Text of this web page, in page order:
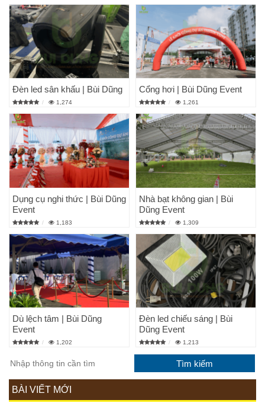
Đèn led sân khấu | Bùi Dũng
1,274
Cổng hơi | Bùi Dũng Event
1,261
Dụng cụ nghi thức | Bùi Dũng
Event
1,183
Nhà bạt không gian | Bùi
Dũng Event
1,309
Dù lệch tâm | Bùi Dũng
Event
1,202
Đèn led chiếu sáng | Bùi
Dũng Event
1,213
BÀI VIẾT MỚI